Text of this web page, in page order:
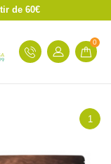
de 60€
0
1